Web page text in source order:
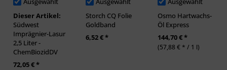
Dieser Artikel:
Südwest
Imprägnier-Lasur
2,5 Liter -
ChemBiozidDV
72,05 € *
Storch CQ Folie
Goldband
6,52 € *
Osmo Hartwachs-
Öl Express
144,70 € *
(57,88 € * / 1 l)